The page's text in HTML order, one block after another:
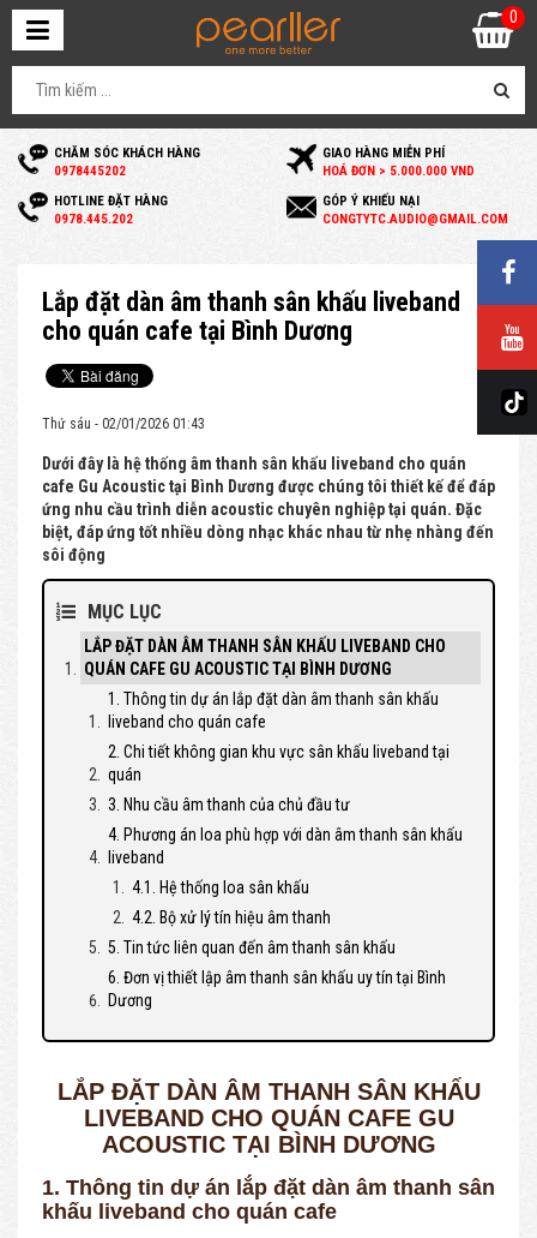
CHĂM SÓC KHÁCH HÀNG
0978445202
GIAO HÀNG MIỄN PHÍ
HOÁ ĐƠN > 5.000.000 VND
HOTLINE ĐẶT HÀNG
0978.445.202
GÓP Ý KHIẾU NẠI
CONGTYTC.AUDIO@GMAIL.COM
0
Lắp đặt dàn âm thanh sân khấu liveband
cho quán cafe tại Bình Dương
Thứ sáu - 02/01/2026 01:43
Dưới đây là hệ thống âm thanh sân khấu liveband cho quán
cafe Gu Acoustic tại Bình Dương được chúng tôi thiết kế để đáp
ứng nhu cầu trình diễn acoustic chuyên nghiệp tại quán. Đặc
biệt, đáp ứng tốt nhiều dòng nhạc khác nhau từ nhẹ nhàng đến
sôi động
MỤC LỤC
LẮP ĐẶT DÀN ÂM THANH SÂN KHẤU LIVEBAND CHO
QUÁN CAFE GU ACOUSTIC TẠI BÌNH DƯƠNG
1. Thông tin dự án lắp đặt dàn âm thanh sân khấu
liveband cho quán cafe
2. Chi tiết không gian khu vực sân khấu liveband tại
quán
3. Nhu cầu âm thanh của chủ đầu tư
4. Phương án loa phù hợp với dàn âm thanh sân khấu
liveband
4.1. Hệ thống loa sân khấu
4.2. Bộ xử lý tín hiệu âm thanh
5. Tin tức liên quan đến âm thanh sân khấu
6. Đơn vị thiết lập âm thanh sân khấu uy tín tại Bình
Dương
LẮP ĐẶT DÀN ÂM THANH SÂN KHẤU
LIVEBAND CHO QUÁN CAFE GU
ACOUSTIC TẠI BÌNH DƯƠNG
1. Thông tin dự án lắp đặt dàn âm thanh sân
khấu liveband cho quán cafe